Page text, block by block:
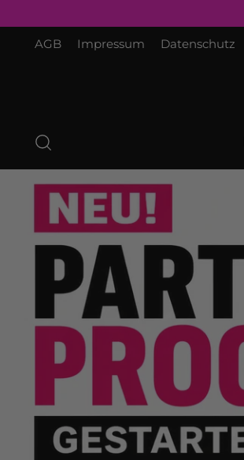
AGB Impressum Datenschutz